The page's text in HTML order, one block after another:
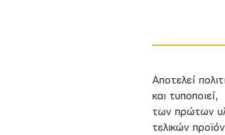
Αποτελεί
και
των πρώτων
τελικών